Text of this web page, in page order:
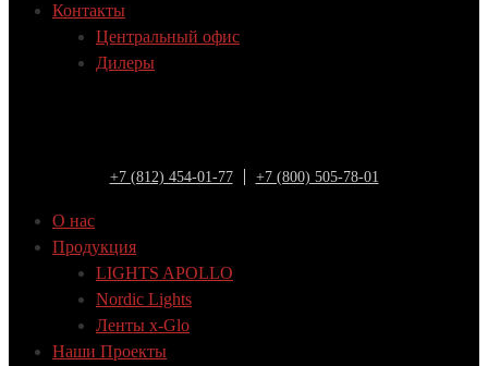
Контакты
Центральный офис
Дилеры
+7 (812) 454-01-77 +7 (800) 505-78-01
О нас
Продукция
LIGHTS APOLLO
Nordic Lights
Ленты x-Glo
Наши Проекты